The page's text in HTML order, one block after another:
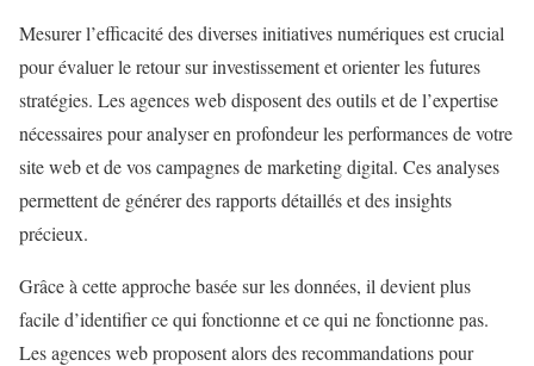
Mesurer l’efficacité des diverses initiatives numériques est crucial
pour évaluer le retour sur investissement et orienter les futures
stratégies. Les agences web disposent des outils et de l’expertise
nécessaires pour analyser en profondeur les performances de votre
site web et de vos campagnes de marketing digital. Ces analyses
permettent de générer des rapports détaillés et des insights
précieux.
Grâce à cette approche basée sur les données, il devient plus
facile d’identifier ce qui fonctionne et ce qui ne fonctionne pas.
Les agences web proposent alors des recommandations pour